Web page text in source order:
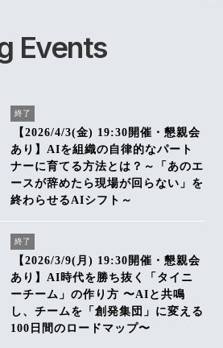
Events
終了
【2026/4/3(金) 19:30開催・懇親会
あり】AIを組織の自律的なパート
ナーに育てる方法とは？～「あのエ
ースが辞めたら現場が回らない」を
終わらせるAIシフト～
終了
【2026/3/9(月) 19:30開催・懇親会
あり】AI時代を勝ち抜く「タイニ
ーチーム」の作り方 〜AIと共鳴
し、チームを「創発集団」に変える
100日間のロードマップ〜